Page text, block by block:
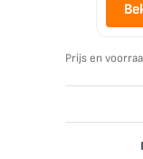
Prijs en